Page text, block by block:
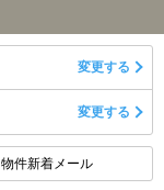
変更する
変更する
物件新着メール